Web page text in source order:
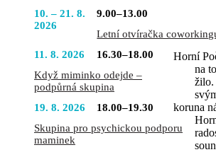
10. – 21. 8.
2026
9.00–13.00
Letní otvíračka
11. 8. 2026
16.30–18.00
Když miminko odejde –
podpůrná skupina
19. 8. 2026
18.00–19.30
Skupina pro psychickou podporu
maminek
Horní
na
žilo.
koruna